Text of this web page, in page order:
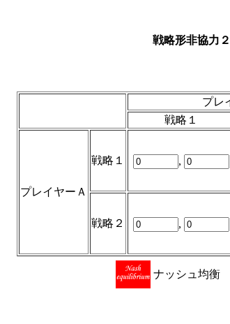
戦略形非協力
プレ
戦略１
プレイヤーＡ
戦略１ ,
戦略２ ,
ナッシュ均衡